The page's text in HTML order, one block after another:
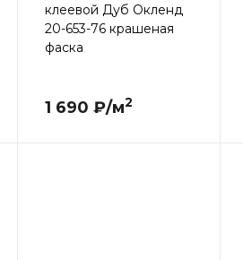
клеевой Дуб Окленд
20-653-76 крашеная
фаска
1 690 ₽/м2